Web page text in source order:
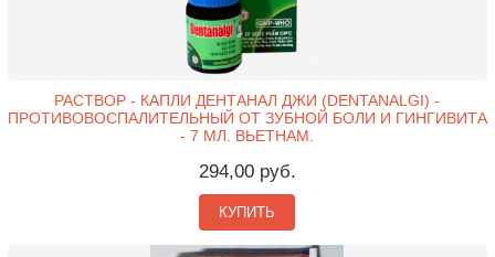
РАСТВОР - КАПЛИ ДЕНТАНАЛ ДЖИ (DENTANALGI) -
ПРОТИВОВОСПАЛИТЕЛЬНЫЙ ОТ ЗУБНОЙ БОЛИ И ГИНГИВИТА
- 7 МЛ. ВЬЕТНАМ.
294,00 руб.
КУПИТЬ